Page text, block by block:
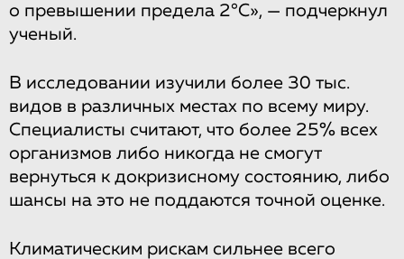
о превышении предела 2°C», — подчеркнул
ученый.
В исследовании изучили более 30 тыс.
видов в различных местах по всему миру.
Специалисты считают, что более 25% всех
организмов либо никогда не смогут
вернуться к докризисному состоянию, либо
шансы на это не поддаются точной оценке.
Климатическим рискам сильнее всего